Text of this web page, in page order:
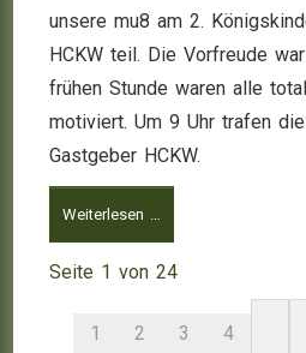
unsere mu8 am 2.
HCKW teil. Die Vorfreude
frühen Stunde waren alle
motiviert. Um 9 Uhr trafen
Gastgeber HCKW.
Weiterlesen …
Seite 1 von 24
1 2 3 4